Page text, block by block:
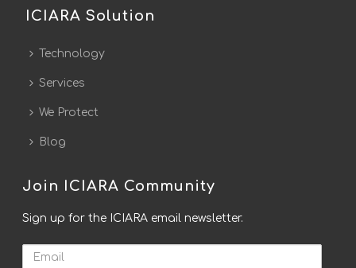
ICIARA Solution
Technology
Services
We Protect
Blog
Join ICIARA Community
Sign up for the ICIARA email newsletter.
Email